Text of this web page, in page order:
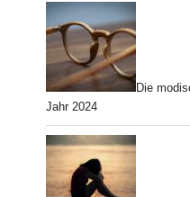
Die
Jahr 2024